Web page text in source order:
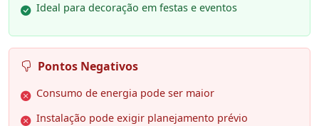
Ideal para decoração em festas e eventos
Pontos Negativos
Consumo de energia pode ser maior
Instalação pode exigir planejamento prévio